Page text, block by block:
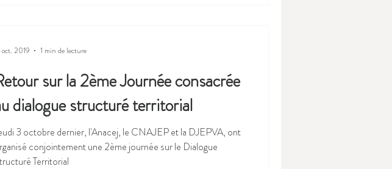
sur la 2ème Journée consacrée
dialogue structuré territorial
3 octobre dernier, l'Anacej, le CNAJEP et la DJEPVA, ont
conjointement une 2ème journée sur le Dialogue
Territorial
oct. 2019 1 min de lecture